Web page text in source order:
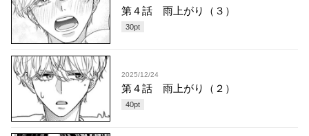
第４話 雨上がり（３）
30pt
2025/12/24
第４話 雨上がり（２）
40pt